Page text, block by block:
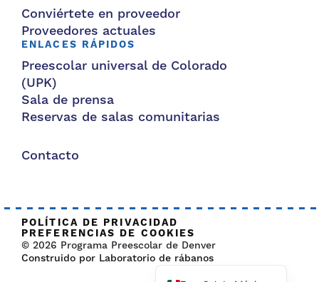
Conviértete en proveedor
Proveedores actuales
ENLACES RÁPIDOS
Preescolar universal de Colorado
(UPK)
Sala de prensa
Reservas de salas comunitarias
Contacto
POLÍTICA DE PRIVACIDAD
PREFERENCIAS DE COOKIES
© 2026 Programa Preescolar de Denver
Construido por Laboratorio de rábanos